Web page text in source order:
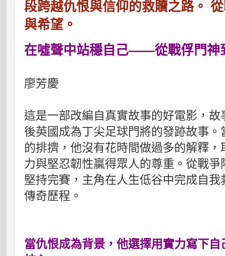
段跨越仇恨與信仰的救贖之路。
與希望。
在噓聲中站穩自己——從戰俘門神
廖芳慶
這是一部改編自真實故事的好電影，
後英國成為丁尖足球門將的發跡故事
的排擠，他沒有花時間做過多的解釋
力與堅忍韌性贏得眾人的尊重。從戰
堅持完賽，主角在人生低谷中完成自
傳奇歷程。
當仇恨成為背景，他選擇用實力寫下